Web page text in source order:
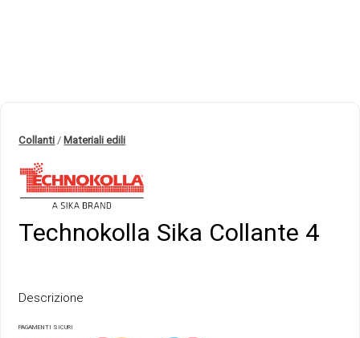
Collanti /Materiali edili
Technokolla Sika Collante 4
Descrizione
PAGAMENTI SICURI